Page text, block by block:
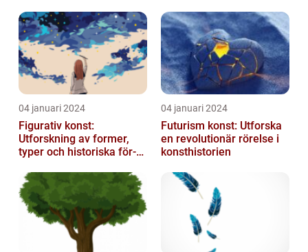
04 januari 2024
Figurativ konst:
Utforskning av former,
typer och historiska för-
04 januari 2024
Futurism konst: Utforska
en revolutionär rörelse i
konsthistorien